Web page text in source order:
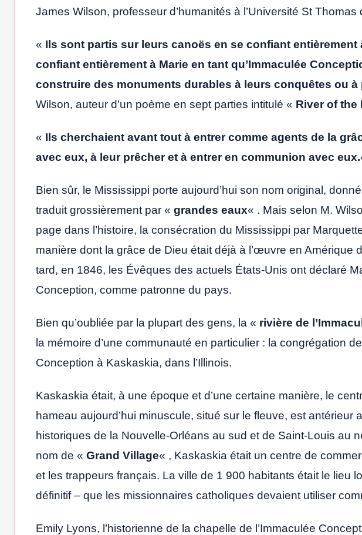
James Wilson, professeur d’humanités à l’Université St Thomas
« Ils sont partis sur leurs canoës en se confiant entièrement
confiant entièrement à Marie en tant qu’Immaculée
construire des monuments durables à leurs conquêtes ou à
Wilson, auteur d’un poème en sept parties intitulé « River of the
« Ils cherchaient avant tout à entrer comme agents de la
avec eux, à leur prêcher et à entrer en communion avec eux.
Bien sûr, le Mississippi porte aujourd’hui son nom original,
traduit grossièrement par « grandes eaux« . Mais selon M.
page dans l’histoire, la consécration du Mississippi par
manière dont la grâce de Dieu était déjà à l’œuvre en Amérique
tard, en 1846, les Évêques des actuels États-Unis ont déclaré
Conception, comme patronne du pays.
Bien qu’oubliée par la plupart des gens, la « rivière de
la mémoire d’une communauté en particulier : la congrégation
Conception à Kaskaskia, dans l’Illinois.
Kaskaskia était, à une époque et d’une certaine manière, le
hameau aujourd’hui minuscule, situé sur le fleuve, est antérieur
historiques de la Nouvelle-Orléans au sud et de Saint-Louis au
nom de « Grand Village« , Kaskaskia était un centre de
et les trappeurs français. La ville de 1 900 habitants était le lieu
définitif – que les missionnaires catholiques devaient utiliser
Emily Lyons, l’historienne de la chapelle de l’Immaculée